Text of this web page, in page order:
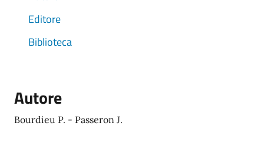
Editore
Biblioteca
Autore
Bourdieu P. - Passeron J.